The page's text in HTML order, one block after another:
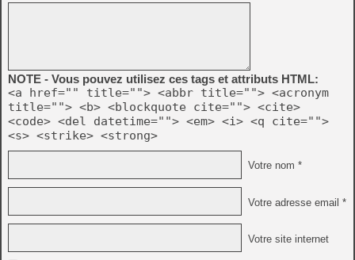
NOTE - Vous pouvez utilisez ces tags et attributs HTML:
<a href="" title=""> <abbr title=""> <acronym
title=""> <b> <blockquote cite=""> <cite>
<code> <del datetime=""> <em> <i> <q cite="">
<s> <strike> <strong>
Votre nom *
Votre adresse email *
Votre site internet